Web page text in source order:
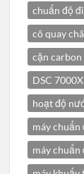
chuẩn độ
cô quay
cặn carbon
DSC 7000X
hoạt độ
máy chuẩn
máy chuẩn